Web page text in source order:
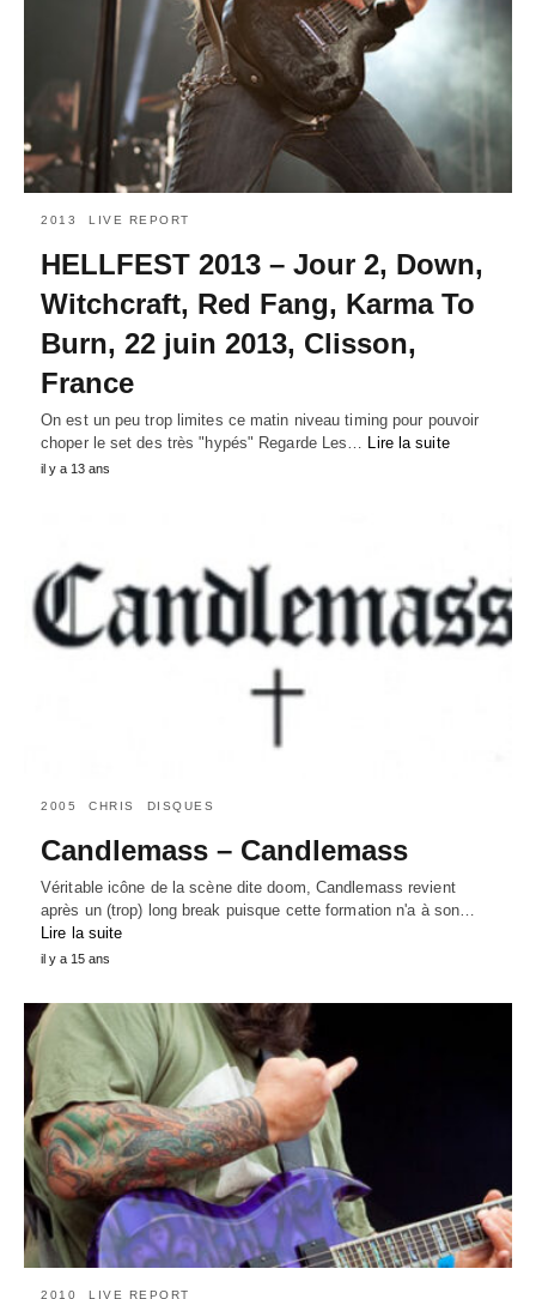
2013 LIVE REPORT
HELLFEST 2013 – Jour 2, Down,
Witchcraft, Red Fang, Karma To
Burn, 22 juin 2013, Clisson,
France
On est un peu trop limites ce matin niveau timing pour pouvoir
choper le set des très "hypés" Regarde Les…
Lire la suite
il y a 13 ans
2005 CHRIS DISQUES
Candlemass – Candlemass
Véritable icône de la scène dite doom, Candlemass revient
après un (trop) long break puisque cette formation n'a à son…
Lire la suite
il y a 15 ans
2010 LIVE REPORT